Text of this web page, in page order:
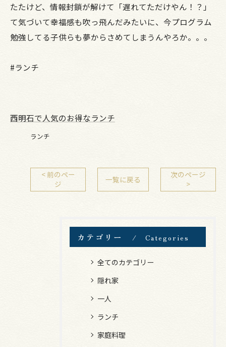
たたけど、情報封鎖が解けて「遅れてただけやん！？」
て気づいて幸福感も吹っ飛んだみたいに、今プログラム
勉強してる子供らも夢からさめてしまうんやろか。。。
#ランチ
西明石で人気のお得なランチ
ランチ
< 前のペー
ジ
一覧に戻る
次のページ
>
カテゴリー Categories
全てのカテゴリー
隠れ家
一人
ランチ
家庭料理